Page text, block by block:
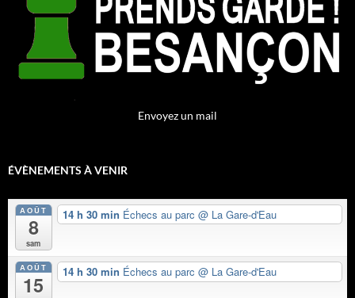
Envoyez un mail
ÉVÈNEMENTS À VENIR
AOÛT
8
sam
14 h 30 min Échecs au parc @ La Gare-d'Eau
AOÛT
15
14 h 30 min Échecs au parc @ La Gare-d'Eau